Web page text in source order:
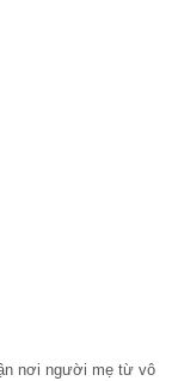
nơi người mẹ từ vô